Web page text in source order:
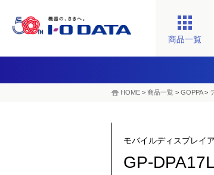
商品一覧
HOME > 商品一覧 > GOPPA>
モバイルディスプレイ
GP-